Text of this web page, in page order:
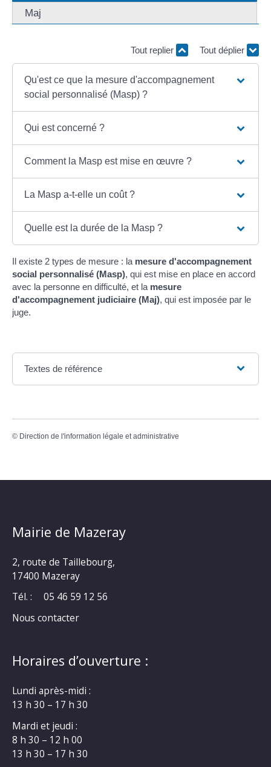
Maj
Tout replier Tout déplier
Qu'est ce que la mesure d'accompagnement
social personnalisé (Masp) ?
Qui est concerné ?
Comment la Masp est mise en œuvre ?
La Masp a-t-elle un coût ?
Quelle est la durée de la Masp ?
Il existe 2 types de mesure : la mesure d'accompagnement
social personnalisé (Masp), qui est mise en place en accord
avec la personne en difficulté, et la mesure
d'accompagnement judiciaire (Maj), qui est imposée par le
juge.
Textes de référence
© Direction de l'information légale et administrative
Mairie de Mazeray
2, route de Taillebourg,
17400 Mazeray
Tél. :
05 46 59 12 56
Nous contacter
Horaires d’ouverture :
Lundi après-midi :
13 h 30 – 17 h 30
Mardi et jeudi :
8 h 30 – 12 h 00
13 h 30 – 17 h 30